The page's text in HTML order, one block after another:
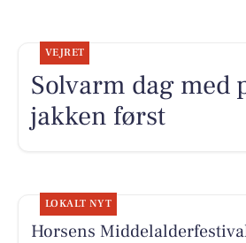
VEJRET
Solvarm dag med
jakken først
LOKALT NYT
Horsens